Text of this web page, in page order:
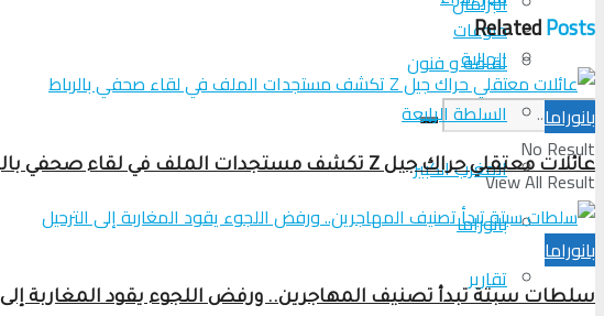
منوعات
ثقافة و فنون
No Result
View All Result
الجالية
السلطة الرابعة
المغرب الكبير
بانوراما
تقارير
RelatedPosts
بانوراما
عائلات معتقلي حراك جيل Z تكشف مستجدات الملف في لقاء صحفي بالرباط
بانوراما
سلطات سبتة تبدأ تصنيف المهاجرين.. ورفض اللجوء يقود المغاربة إلى